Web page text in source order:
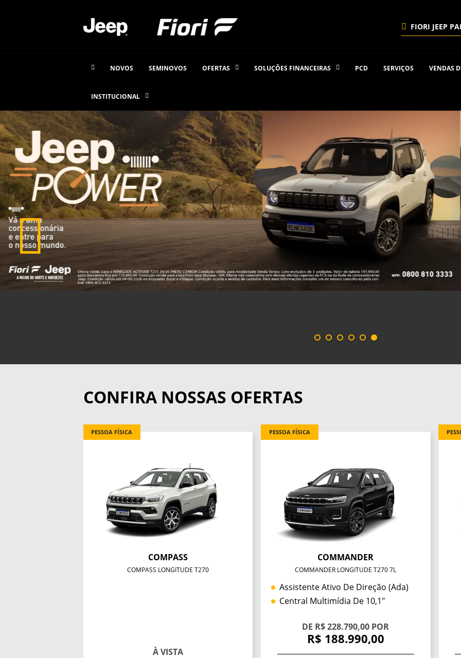
FIORI JEEP
NOVOS SEMINOVOS OFERTAS SOLUÇÕES FINANCEIRAS PCD SERVIÇOS VENDAS
INSTITUCIONAL
CONFIRA NOSSAS OFERTAS
COMPASS
COMPASS LONGITUDE T270
À VISTA
PESSOA FÍSICA
COMMANDER
COMMANDER LONGITUDE T270 7L
Assistente Ativo De Direção (ada)
Central Multimídia De 10,1"
DE R$ 228.790,00 POR
R$ 188.990,00
PESSOA FÍSICA